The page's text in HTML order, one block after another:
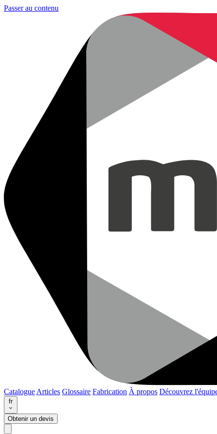
Passer au contenu
Catalogue Articles Glossaire Fabrication À propos Découvrez
fr
Obtenir un devis